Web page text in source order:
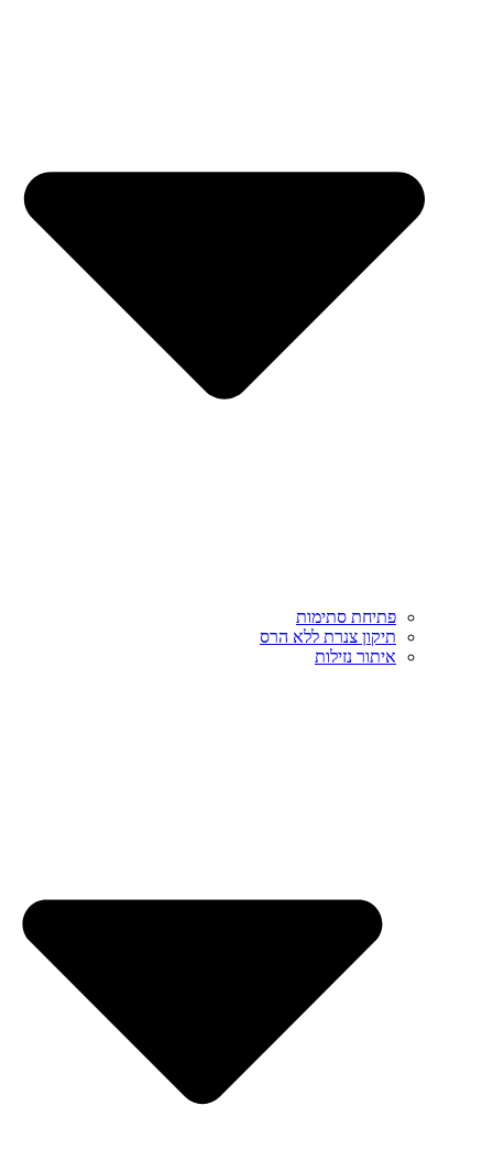
פתיחת סתימות
תיקון צנרת ללא הרס
איתור נזילות